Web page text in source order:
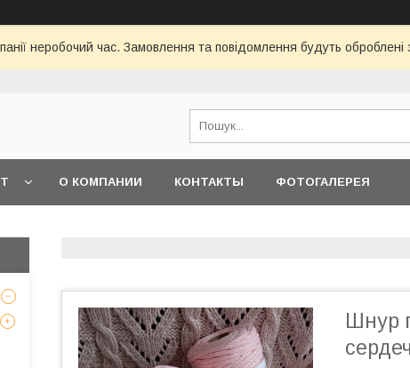
неробочий час. Замовлення та повідомлення будуть
О КОМПАНИИ КОНТАКТЫ ФОТОГАЛЕРЕЯ
Шнур